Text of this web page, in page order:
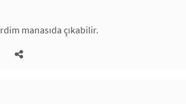
manasıda çıkabilir.